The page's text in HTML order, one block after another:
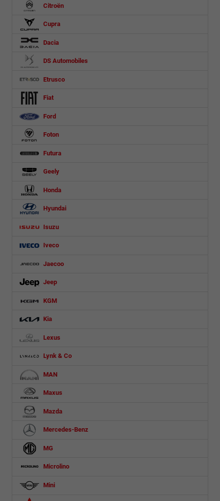
Citroën
Cupra
Dacia
DS Automobiles
Etrusco
Fiat
Ford
Foton
Futura
Geely
Honda
Hyundai
Isuzu
Iveco
Jaecoo
Jeep
KGM
Kia
Lexus
Lynk & Co
MAN
Maxus
Mazda
Mercedes-Benz
MG
Microlino
Mini